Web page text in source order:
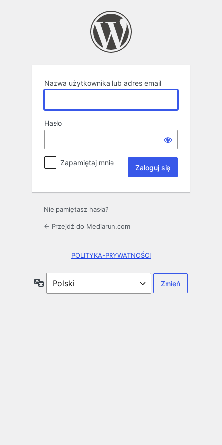
Nazwa użytkownika lub adres email
Hasło
Zapamiętaj mnie
Nie pamiętasz hasła?
← Przejdź do Mediarun.com
POLITYKA-PRYWATNOŚCI
Język